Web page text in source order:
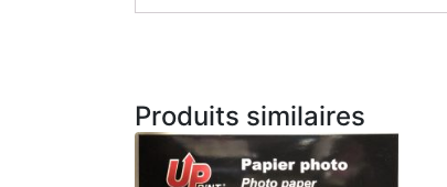
Produits similaires